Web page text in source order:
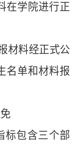
在学院进行正
材料经正式公
名单和材料报
标包含三个部